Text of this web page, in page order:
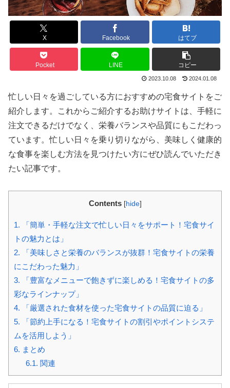
X Facebook はてブ
Pocket LINE コピー
2023.10.08 2024.01.08
忙しい日々を過ごしている方におすすめの宅食サイトをご
紹介します。これからご紹介するお助けサイトは、手軽に
注文できるだけでなく、栄養バランスや品質にもこだわっ
ています。忙しい日々を乗り切りながら、美味しく健康的
な食事を楽しむ方法を見つけたい方にぜひ読んでいただき
たい記事です。
Contents [hide]
1. 「簡単・手軽な注文で忙しい日々をサポート！宅食サイ
トの魅力とは」
2. 「美味しさと栄養のバランスが抜群！宅食サイトの栄養
にこだわった魅力」
3. 「豊富なメニューで飽きずに楽しめる！宅食サイトの多
彩なラインナップ」
4. 「厳選された食材を使った宅食サイトの品質に迫る」
5. 「節約上手になる！宅食サイトの割引やポイントシステ
ムを活用しよう」
6. まとめ
6.1. 関連